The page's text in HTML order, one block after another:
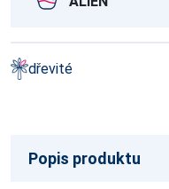
dřevité
Popis produktu